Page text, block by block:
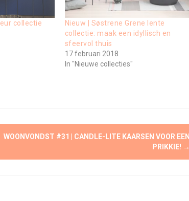
collectie
Nieuw | Søstrene Grene lente
collectie: maak een idyllisch en
sfeervol thuis
17 februari 2018
In "Nieuwe collecties"
WOONVONDST #31 | CANDLE-LITE KAARSEN VOOR EEN
PRIKKIE! →